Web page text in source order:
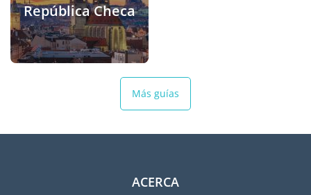
República Checa
Más guías
ACERCA